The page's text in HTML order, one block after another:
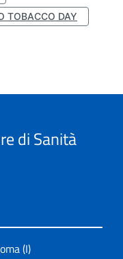
TOBACCO DAY
di Sanità
(I)